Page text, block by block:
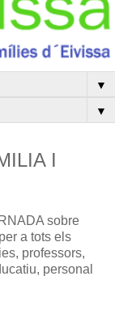
▼
▼
I
sobre
a tots els
professors,
personal